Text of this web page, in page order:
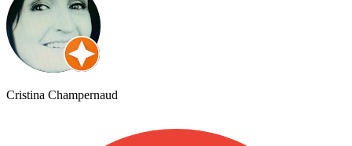
Cristina Champernaud